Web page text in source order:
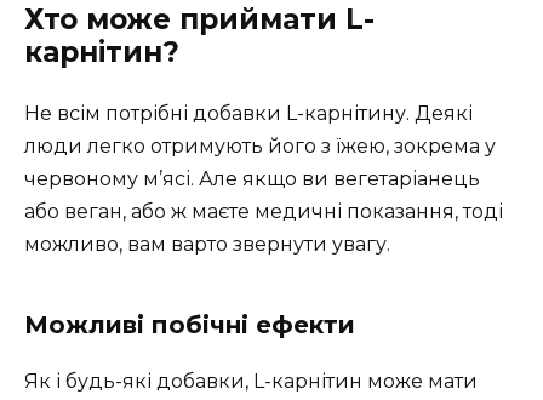
Хто може приймати L-
карнітин?
Не всім потрібні добавки L-карнітину. Деякі
люди легко отримують його з їжею, зокрема у
червоному м’ясі. Але якщо ви вегетаріанець
або веган, або ж маєте медичні показання, тоді
можливо, вам варто звернути увагу.
Можливі побічні ефекти
Як і будь-які добавки, L-карнітин може мати